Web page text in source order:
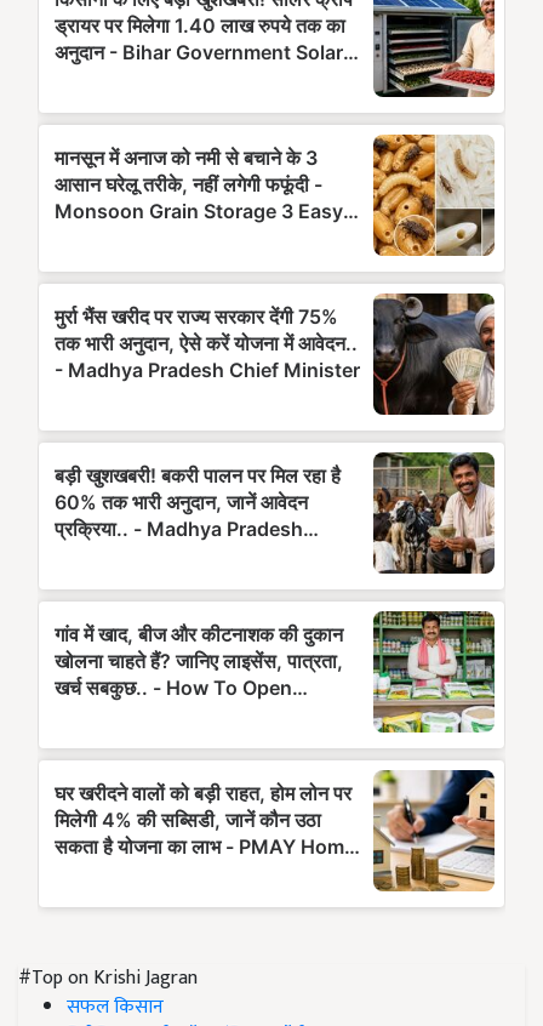
#Top on Krishi Jagran
सफल किसान